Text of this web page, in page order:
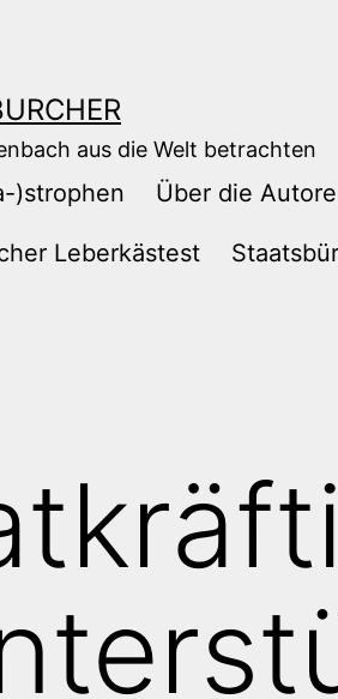
aus die Welt betrachten
)strophen Über die
Leberkästest